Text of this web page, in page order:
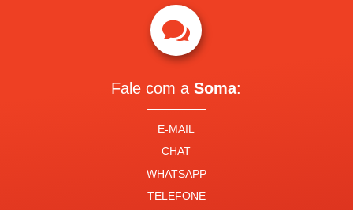

Fale com aSoma:
E-MAIL
CHAT
WHATSAPP
TELEFONE